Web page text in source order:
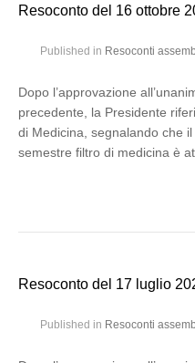
Resoconto del 16 ottobre
Published in Resoconti
Dopo l’approvazione
precedente, la Presidente
di Medicina, segnalando che
semestre filtro di medicina è
Resoconto del 17 luglio
Published in Resoconti